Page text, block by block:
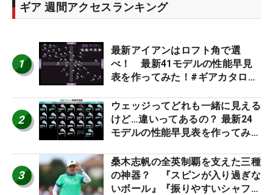
ギア 週間アクセスランキング
1
最新アイアンはロフト角で選
べ！ 最新41モデルの性能早見
表を作ってみた！#ギアカタログ
2
ウェッジってどれも一緒に見える
けど…違いってあるの？ 最新24
モデルの性能早見表を作ってみ
3
桑木志帆の全英制覇を支えた三種
の神器？ 『スピンが入り過ぎな
いボール』『振りやすいシャフ